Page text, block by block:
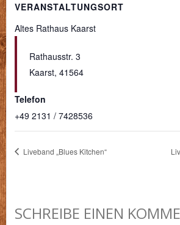
VERANSTALTUNGSORT
Altes Rathaus Kaarst
Rathausstr. 3
Kaarst, 41564
Telefon
+49 2131 / 7428536
Liveband „Blues Kitchen“
SCHREIBE EINEN